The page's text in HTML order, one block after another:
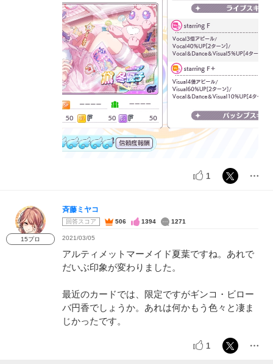
1
15プロ
斉藤ミヤコ
回答スコア 506 1394 1271
2021/03/05
アルティメットマーメイド夏葉ですね。あれで
だいぶ印象が変わりました。
最近のカードでは、限定ですがギンコ・ビロー
バ円香でしょうか。あれは何かもう色々と凄ま
じかったです。
1